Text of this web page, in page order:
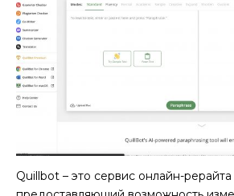
Quillbot – это сервис онлайн-рерайта